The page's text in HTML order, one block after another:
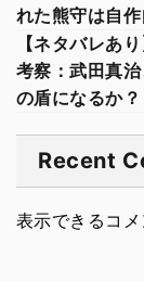
れた熊守は自
【ネタバレあ
考察：武田真
の盾になるか？
Recent
表示できるコメ